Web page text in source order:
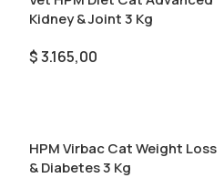
Kidney & Joint 3 Kg
$3.165,00
HPM Virbac Cat Weight Loss
& Diabetes 3 Kg